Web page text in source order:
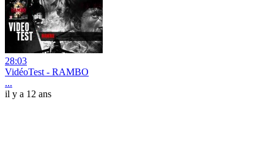
28:03
VidéoTest - RAMBO
...
il y a 12 ans